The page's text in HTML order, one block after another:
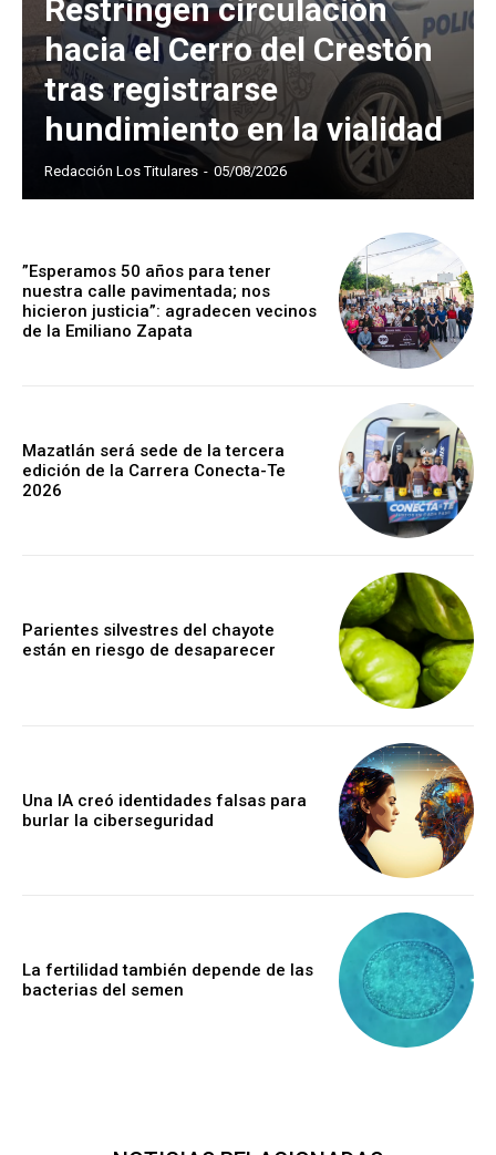
Restringen circulación
hacia el Cerro del Crestón
tras registrarse
hundimiento en la vialidad
Redacción Los Titulares - 05/08/2026
”Esperamos 50 años para tener
nuestra calle pavimentada; nos
hicieron justicia”: agradecen vecinos
de la Emiliano Zapata
Mazatlán será sede de la tercera
edición de la Carrera Conecta-Te
2026
Parientes silvestres del chayote
están en riesgo de desaparecer
Una IA creó identidades falsas para
burlar la ciberseguridad
La fertilidad también depende de las
bacterias del semen